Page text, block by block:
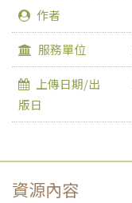
作者
服務單位
上傳日期/出
版日
資源內容